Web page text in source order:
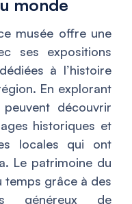
monde
musée offre une
ses expositions
à l’histoire
En explorant
découvrir
historiques et
locales qui ont
Le patrimoine du
temps grâce à des
généreux de